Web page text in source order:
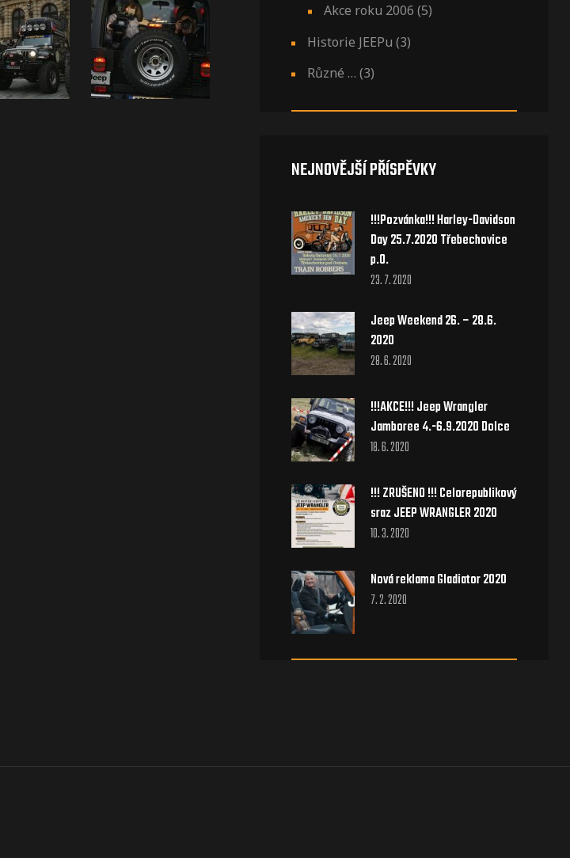
Akce roku 2006 (5)
Historie JEEPu (3)
Různé … (3)
NEJNOVĚJŠÍ PŘÍSPĚVKY
!!!Pozvánka!!! Harley-Davidson
Day 25.7.2020 Třebechovice
p.O.
23. 7. 2020
Jeep Weekend 26. – 28.6.
2020
28. 6. 2020
!!!AKCE!!! Jeep Wrangler
Jamboree 4.-6.9.2020 Dolce
18. 6. 2020
!!! ZRUŠENO !!! Celorepublikový
sraz JEEP WRANGLER 2020
10. 3. 2020
Nová reklama Gladiator 2020
7. 2. 2020